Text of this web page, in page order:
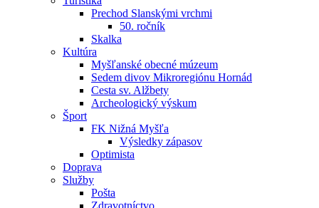
Prechod Slanskými vrchmi
50. ročník
Skalka
Kultúra
Myšľanské obecné múzeum
Sedem divov Mikroregiónu Hornád
Cesta sv. Alžbety
Archeologický výskum
Šport
FK Nižná Myšľa
Výsledky zápasov
Optimista
Doprava
Služby
Pošta
Zdravotníctvo